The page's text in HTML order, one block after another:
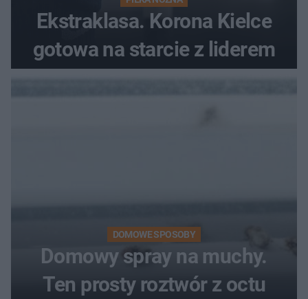
Ekstraklasa. Korona Kielce
gotowa na starcie z liderem
DOMOWE SPOSOBY
Domowy spray na muchy.
Ten prosty roztwór z octu